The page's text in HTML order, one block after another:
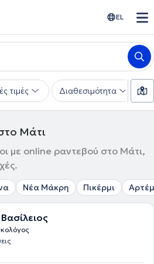
EL
τιμές Διαθεσιμότητα
Μάτι
με online ραντεβού στο Μάτι,
Νέα Μάκρη Πικέρμι